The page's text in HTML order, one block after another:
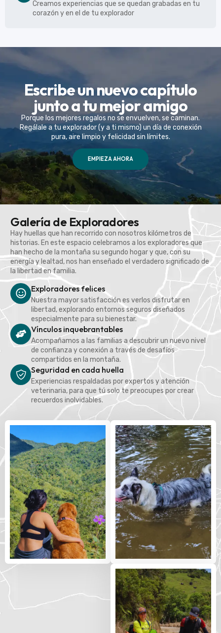
Creamos experiencias que se quedan grabadas en tu
corazón y en el de tu explorador
Escribe un nuevo capítulo
junto a tu mejor amigo
Porque los mejores regalos no se envuelven, se caminan.
Regálale a tu explorador (y a ti mismo) un día de conexión
pura, aire limpio y felicidad sin límites.
EMPIEZA AHORA
Galería de Exploradores
Hay huellas que han recorrido con nosotros kilómetros de
historias. En este espacio celebramos a los exploradores que
han hecho de la montaña su segundo hogar y que, con su
energía y lealtad, nos han enseñado el verdadero significado de
la libertad en familia.
Exploradores felices
Nuestra mayor satisfacción es verlos disfrutar en
libertad, explorando entornos seguros diseñados
especialmente para su bienestar.
Vínculos inquebrantables
Acompañamos a las familias a descubrir un nuevo nivel
de confianza y conexión a través de desafíos
compartidos en la montaña.
Seguridad en cada huella
Experiencias respaldadas por expertos y atención
veterinaria, para que tú solo te preocupes por crear
recuerdos inolvidables.